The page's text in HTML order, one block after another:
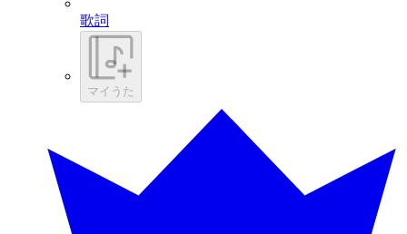
歌詞
マイうた